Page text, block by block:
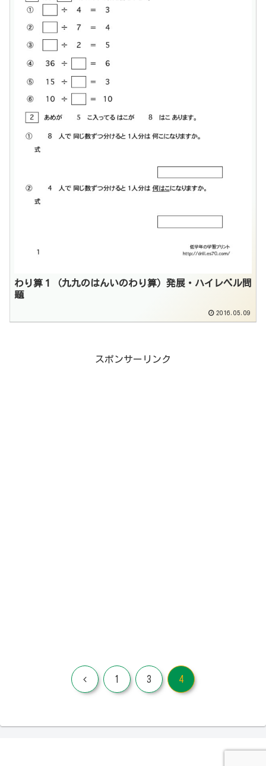
わり算１（九九のはんいのわり算）発展・ハイレベル問
題
2016.05.09
スポンサーリンク
前 1 3 4